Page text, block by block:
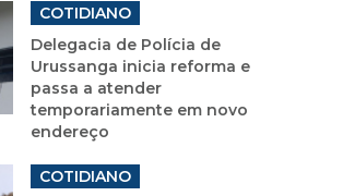
COTIDIANO
Delegacia de Polícia de
Urussanga inicia reforma e
passa a atender
temporariamente em novo
endereço
COTIDIANO